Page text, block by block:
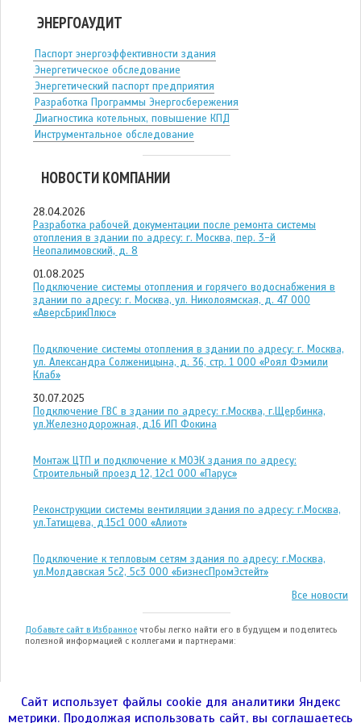
ЭНЕРГОАУДИТ
Паспорт энергоэффективности здания
Энергетическое обследование
Энергетический паспорт предприятия
Разработка Программы Энергосбережения
Диагностика котельных, повышение КПД
Инструментальное обследование
НОВОСТИ КОМПАНИИ
28.04.2026
Разработка рабочей документации после ремонта системы
отопления в здании по адресу: г. Москва, пер. 3-й
Неопалимовский, д. 8
01.08.2025
Подключение системы отопления и горячего водоснабжения в
здании по адресу: г. Москва, ул. Николоямская, д. 47 ООО
«АверсБрикПлюс»
Подключение системы отопления в здании по адресу: г. Москва,
ул. Александра Солженицына, д. 36, стр. 1 ООО «Роял Фэмили
Клаб»
30.07.2025
Подключение ГВС в здании по адресу: г.Москва, г.Щербинка,
ул.Железнодорожная, д.16 ИП Фокина
Монтаж ЦТП и подключение к МОЭК здания по адресу:
Строительный проезд 12, 12с1 ООО «Парус»
Реконструкции системы вентиляции здания по адресу: г.Москва,
ул.Татищева, д.15с1 ООО «Алиот»
Подключение к тепловым сетям здания по адресу: г.Москва,
ул.Молдавская 5с2, 5с3 ООО «БизнесПромЭстейт»
Все новости
Добавьте сайт в Избранное чтобы легко найти его в будущем и поделитесь
полезной информацией с коллегами и партнерами:
Сайт использует файлы cookie для аналитики Яндекс
метрики. Продолжая использовать сайт, вы соглашаетесь